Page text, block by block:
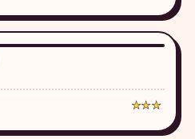
★★★